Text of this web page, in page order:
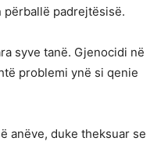
padrejtësisë.
syve tanë. Gjenocidi në
problemi ynë si qenie
anëve, duke theksuar se